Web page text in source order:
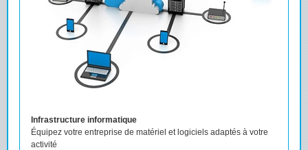
Infrastructure informatique
Équipez votre entreprise de matériel et logiciels adaptés à votre
activité